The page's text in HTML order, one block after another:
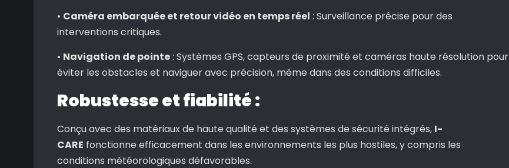
• Caméra embarquée et retour vidéo en temps réel : Surveillance précise pour des
interventions critiques.
• Navigation de pointe: Systèmes GPS, capteurs de proximité et caméras haute résolution pour
éviter les obstacles et naviguer avec précision, même dans des conditions difficiles.
Robustesse et fiabilité :
Conçu avec des matériaux de haute qualité et des systèmes de sécurité intégrés, I-
CARE fonctionne efficacement dans les environnements les plus hostiles, y compris les
conditions météorologiques défavorables.